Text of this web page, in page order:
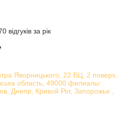
за рік
Яворницького, 22 БЦ, 2 поверх,
область, 49000 филиалы:
Днепр, Кривой Рог, Запорожье ,